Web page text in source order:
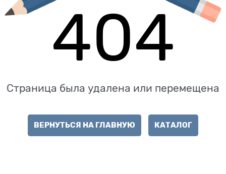
404
Страница была удалена или перемещена
ВЕРНУТЬСЯ НА ГЛАВНУЮ КАТАЛОГ